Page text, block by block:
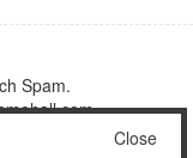
Spam.
Close